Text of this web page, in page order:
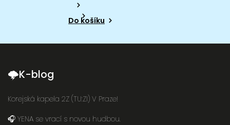
Do košíku
🌩K-blog
Korejská kapela 2Z (TU:ZI) V Praze!
🎧 YENA se vrací s novou hudbou.